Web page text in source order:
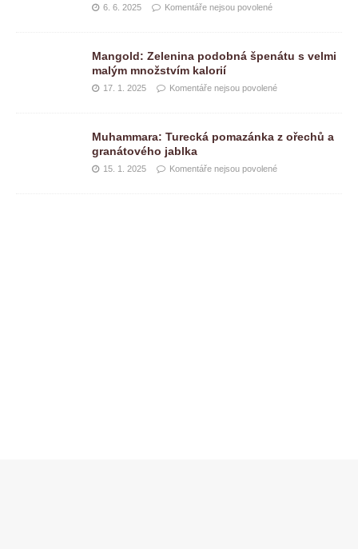
6. 6. 2025 Komentáře nejsou povolené
Mangold: Zelenina podobná špenátu s velmi
malým množstvím kalorií
17. 1. 2025 Komentáře nejsou povolené
Muhammara: Turecká pomazánka z ořechů a
granátového jablka
15. 1. 2025 Komentáře nejsou povolené